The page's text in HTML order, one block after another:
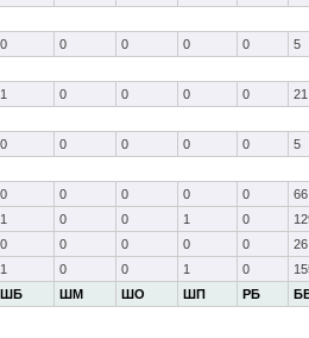
ШБ ШМ ШО ШП РБ
0 0 0 0 0 5
1 0 0 0 0 21
0 0 0 0 0 5
0 0 0 0 0 66
1 0 0 1 0
0 0 0 0 0 26
1 0 0 1 0